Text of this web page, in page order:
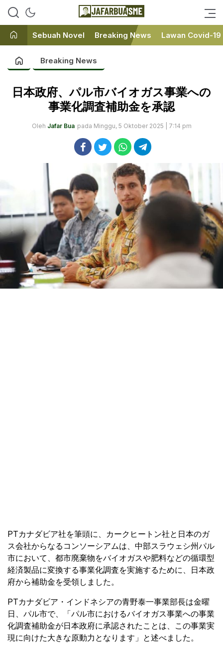
JafarBua
Ini bukan Media Online, Ini
Sebuah Novel Breaking News Lawan Covid-19
Breaking News
日本政府、パル市バイオガス事業への
事業化調査補助金を承認
Oleh Jafar Bua pada Minggu, 5 Oktober 2025 | 7:14 pm
PTカナダビア社を筆頭に、カークヒートン社と日本のガ
ス会社からなるコンソーシアムは、中部スラウェシ州パ​​ル
市において、都市廃棄物をバイオガスや肥料などの循環型
経済製品に変換する事業化調査を実施するために、日本政
府から補助金を受領しました。
PTカナダビア・インドネシアの青野泰一事業部長は金曜
日、パル市で、「パル市におけるバイオガス事業への事業
化調査補助金が日本政府に承認されたことは、この事業実
現に向けた大きな原動力となります」と述べました。